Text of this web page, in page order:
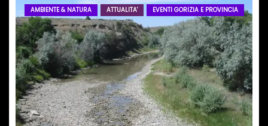
r
t
i
c
o
AMBIENTE & NATURA ATTUALITA' EVENTI GORIZIA E PROVINCIA